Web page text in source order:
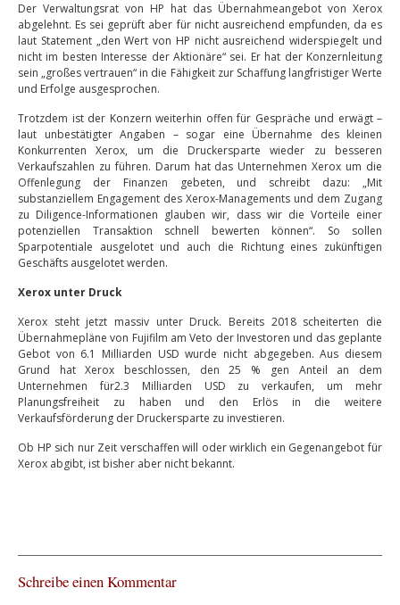
Der Verwaltungsrat von HP hat das Übernahmeangebot von Xerox
abgelehnt. Es sei geprüft aber für nicht ausreichend empfunden, da es
laut Statement „den Wert von HP nicht ausreichend widerspiegelt und
nicht im besten Interesse der Aktionäre“ sei. Er hat der Konzernleitung
sein „großes vertrauen“ in die Fähigkeit zur Schaffung langfristiger Werte
und Erfolge ausgesprochen.
Trotzdem ist der Konzern weiterhin offen für Gespräche und erwägt –
laut unbestätigter Angaben – sogar eine Übernahme des kleinen
Konkurrenten Xerox, um die Druckersparte wieder zu besseren
Verkaufszahlen zu führen. Darum hat das Unternehmen Xerox um die
Offenlegung der Finanzen gebeten, und schreibt dazu: „Mit
substanziellem Engagement des Xerox-Managements und dem Zugang
zu Diligence-Informationen glauben wir, dass wir die Vorteile einer
potenziellen Transaktion schnell bewerten können“. So sollen
Sparpotentiale ausgelotet und auch die Richtung eines zukünftigen
Geschäfts ausgelotet werden.
Xerox unter Druck
Xerox steht jetzt massiv unter Druck. Bereits 2018 scheiterten die
Übernahmepläne von Fujifilm am Veto der Investoren und das geplante
Gebot von 6.1 Milliarden USD wurde nicht abgegeben. Aus diesem
Grund hat Xerox beschlossen, den 25 % gen Anteil an dem
Unternehmen für2.3 Milliarden USD zu verkaufen, um mehr
Planungsfreiheit zu haben und den Erlös in die weitere
Verkaufsförderung der Druckersparte zu investieren.
Ob HP sich nur Zeit verschaffen will oder wirklich ein Gegenangebot für
Xerox abgibt, ist bisher aber nicht bekannt.
Schreibe einen Kommentar